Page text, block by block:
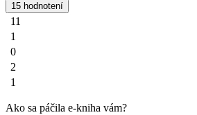
15 hodnotení
11
1
0
2
1
Ako sa páčila e-kniha vám?